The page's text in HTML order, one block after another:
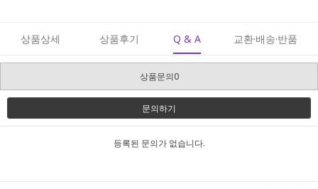
상품상세 상품후기 Q & A 교환·배송·반품
상품문의0
문의하기
등록된 문의가 없습니다.